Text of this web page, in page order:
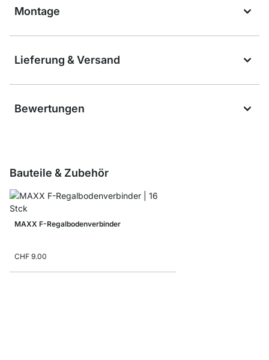
Montage
Lieferung & Versand
Bewertungen
Bauteile & Zubehör
MAXX F-Regalbodenverbinder
CHF 9.00